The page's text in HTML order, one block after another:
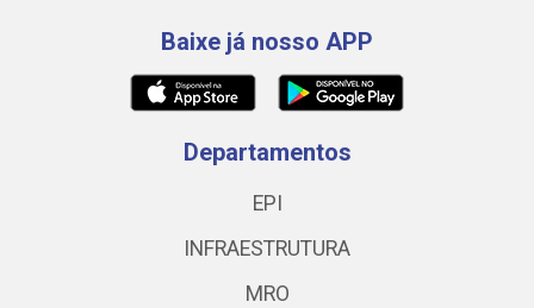
Baixe já nosso APP
Departamentos
EPI
INFRAESTRUTURA
MRO